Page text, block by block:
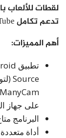
تدعم تكامل YouTube.
أهم المميزات:
على جهاز
البرنامج
أداة